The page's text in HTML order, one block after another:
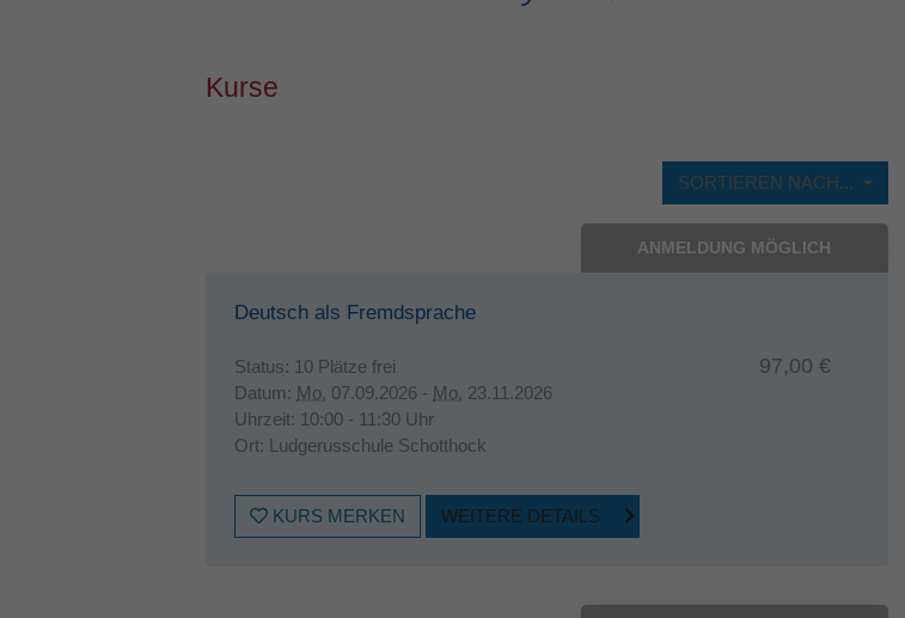
Kurse
SORTIEREN NACH...
ANMELDUNG MÖGLICH
Deutsch als Fremdsprache
Status: 10 Plätze frei
Datum: Mo. 07.09.2026 - Mo. 23.11.2026
Uhrzeit: 10:00 - 11:30 Uhr
Ort: Ludgerusschule Schotthock
97,00 €
KURS MERKEN WEITERE DETAILS